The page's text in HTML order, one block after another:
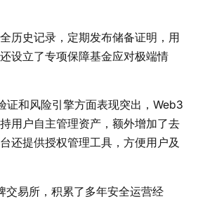
历史记录，定期发布储备证明，用
设立了专项保障基金应对极端情
证和风险引擎方面表现突出，Web3
用户自主管理资产，额外增加了去
还提供授权管理工具，方便用户及
交易所，积累了多年安全运营经